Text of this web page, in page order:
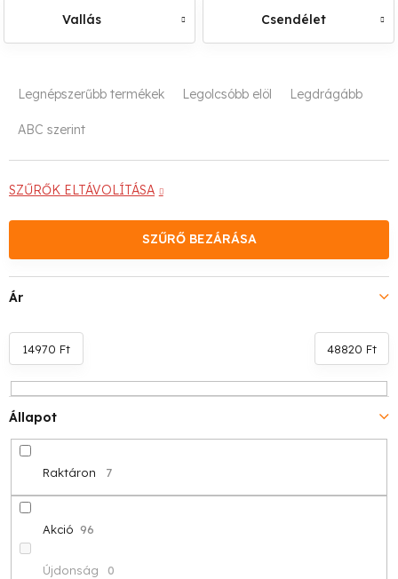
Vallás Csendélet
T
m
é
k
e
r
e
n
d
e
Legnépszerűbb termékek Legolcsóbb elöl Legdrágább
ABC szerint
SZŰRŐK ELTÁVOLÍTÁSA
SZŰRŐ BEZÁRÁSA
Ár
14970 Ft 48820 Ft
Állapot
Raktáron 7
Akció 96
Újdonság 0